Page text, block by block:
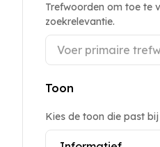
Trefwoorden om toe te
zoekrelevantie.
Toon
Kies de toon die past